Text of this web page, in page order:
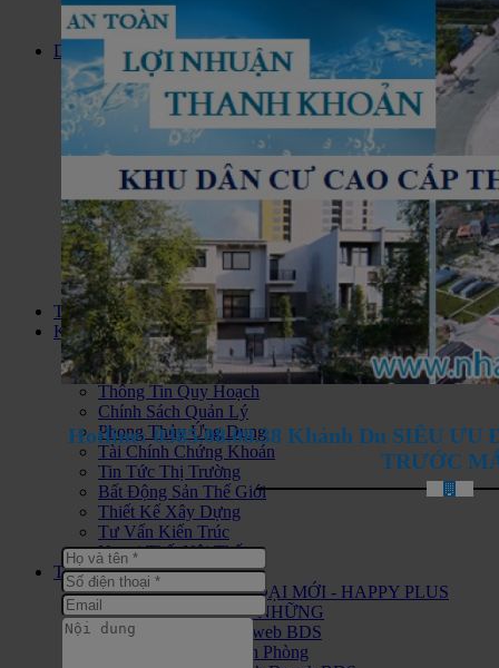
Căn Hộ Sunrise City
Hoàng Anh Gia Lai 1
Dự án
Đất Nền Dự Án
Căn Hộ Cao Cấp
Biệt Thự Liền Kề
Biệt Thự Biển
Dự Án Condotel
Nhà Ở Xã Hội
Khu Du Lịch Nghĩ Dưỡng
Căn hộ Jamona City Quận 7
Bán nhà đất KDC Long Hậu
Bán Khách Sạn Vũng Tàu
Khu Phức Hợp
Bán Nhà Đất Huyện Cần Giờ
Thông tin
Kiến thức
Tư Vấn Hỏi Đáp
Phân Tích Nhận Định
Thông Tin Quy Hoạch
Chính Sách Quản Lý
Phong Thủy Ứng Dụng
Tài Chính Chứng Khoán
Tin Tức Thị Trường
Bất Động Sản Thế Giới
Thiết Kế Xây Dựng
Tư Vấn Kiến Trúc
Ngoại Thất Nội Thất
Tuyển dụng
CHIẾN BINH THỜI ĐẠI MỚI - HAPPY PLUS
ĐANG ĐÓN CHÀO NHỮNG
Tuyển nhân viên Seo web BDS
Tuyển Nhân Viên Văn Phòng
Hotline: 0385.08.08.38 Khánh Du SIÊU
TRƯỚC